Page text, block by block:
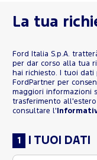
La tua
Ford Italia S.p.A.
per dar corso alla tua
hai richiesto. I tuoi dati
FordPartner per
maggiori informazioni
trasferimento
consultare l'
I TUOI DATI